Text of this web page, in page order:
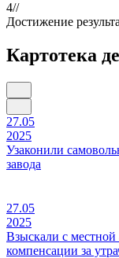
4//
Достижение
Картотека
27.05
2025
Узаконили
завода
27.05
2025
Взыскали с
компенсации за